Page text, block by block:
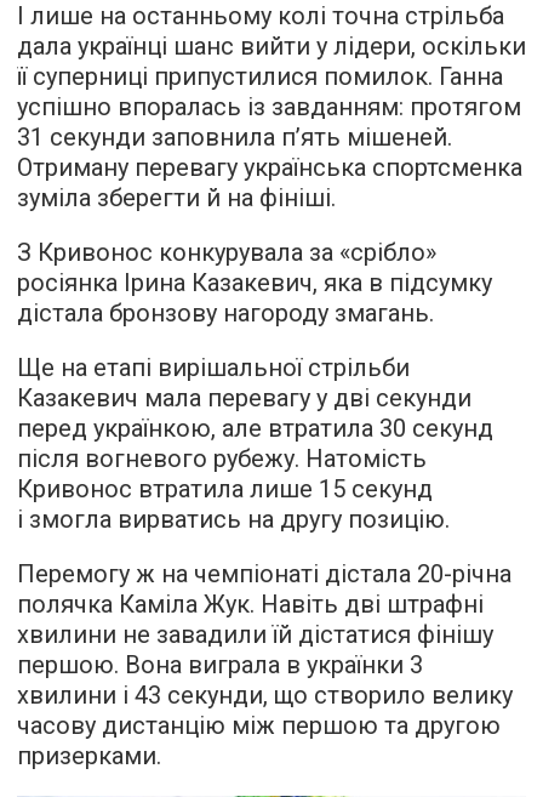
І лише на останньому колі точна стрільба
дала українці шанс вийти у лідери, оскільки
її суперниці припустилися помилок. Ганна
успішно впоралась із завданням: протягом
31 секунди заповнила п’ять мішеней.
Отриману перевагу українська спортсменка
зуміла зберегти й на фініші.
З Кривонос конкурувала за «срібло»
росіянка Ірина Казакевич, яка в підсумку
дістала бронзову нагороду змагань.
Ще на етапі вирішальної стрільби
Казакевич мала перевагу у дві секунди
перед українкою, але втратила 30 секунд
після вогневого рубежу. Натомість
Кривонос втратила лише 15 секунд
і змогла вирватись на другу позицію.
Перемогу ж на чемпіонаті дістала 20-річна
полячка Каміла Жук. Навіть дві штрафні
хвилини не завадили їй дістатися фінішу
першою. Вона виграла в українки 3
хвилини і 43 секунди, що створило велику
часову дистанцію між першою та другою
призерками.